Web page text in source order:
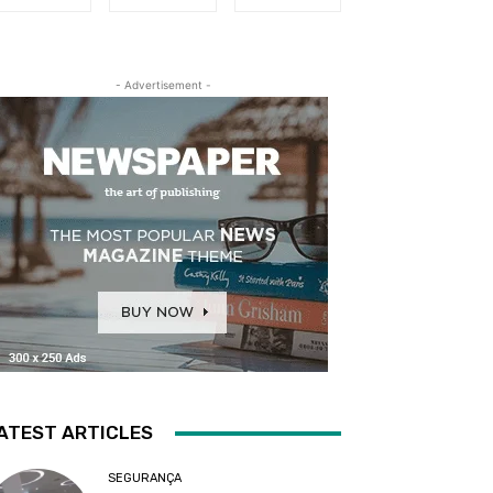
- Advertisement -
ARTICLES
SEGURANÇA